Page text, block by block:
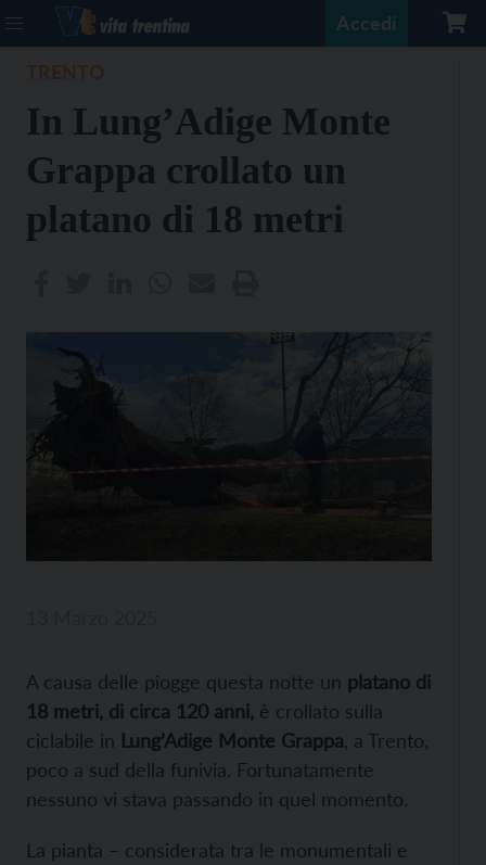
Accedi
In Lung’Adige Monte
Grappa crollato un
platano di 18 metri
A causa delle piogge questa notte un platano di
18 metri, di circa 120 anni, è crollato sulla
ciclabile in Lung’Adige Monte Grappa , a Trento,
poco a sud della funivia. Fortunatamente
nessuno vi stava passando in quel momento.
La pianta – considerata tra le monumentali e